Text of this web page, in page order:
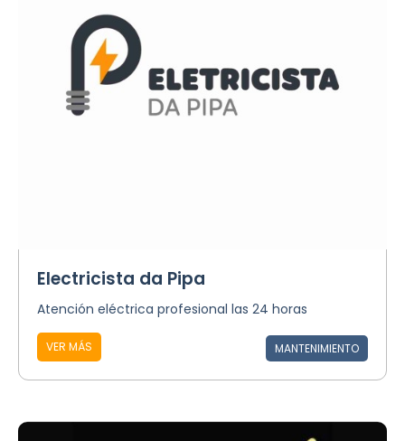
Electricista da Pipa
Atención eléctrica profesional las 24 horas
VER MÁS MANTENIMIENTO